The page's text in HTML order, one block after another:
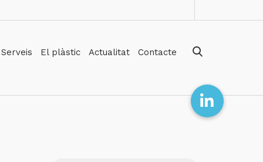
Serveis El plàstic Actualitat Contacte